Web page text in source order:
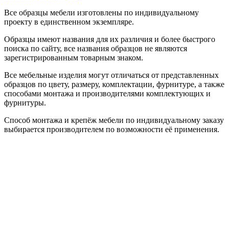
Все образцы мебели изготовлены по индивидуальному
проекту в единственном экземпляре.
Образцы имеют названия для их различия и более быстрого
поиска по сайту, все названия образцов не являются
зарегистрированным товарным знаком.
Все мебельные изделия могут отличаться от представленных
образцов по цвету, размеру, комплектации, фурнитуре, а также
способами монтажа и производителями комплектующих и
фурнитуры.
Способ монтажа и крепёж мебели по индивидуальному заказу
выбирается производителем по возможности её применения.